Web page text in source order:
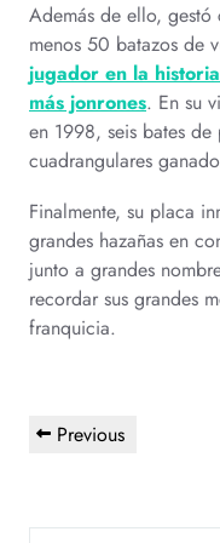
Además de ello, gestó
menos 50 batazos de
jugador en la
más jonrones. En su
en 1998, seis bates
cuadrangulares
Finalmente, su placa
grandes hazañas en
junto a grandes
recordar sus grandes
franquicia.
Previous